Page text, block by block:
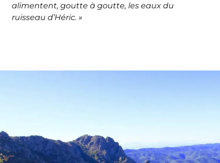
alimentent, goutte à goutte, les eaux du
ruisseau d’Héric. »